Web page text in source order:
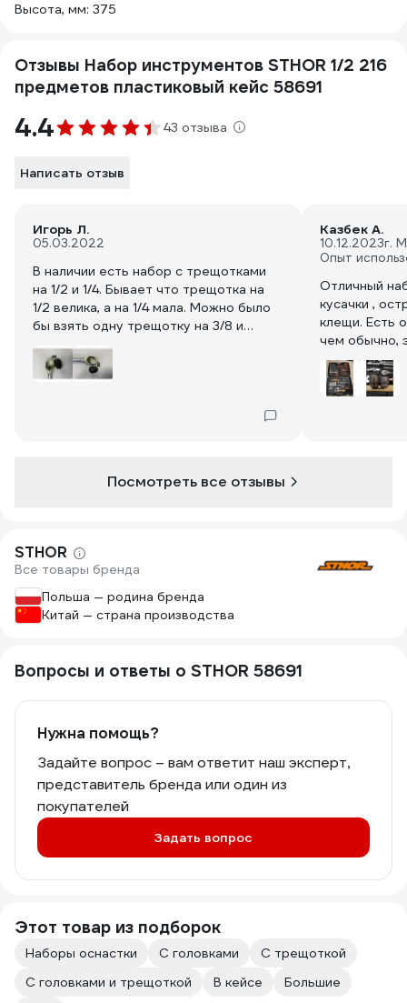
Высота, мм: 375
Отзывы Набор инструментов STHOR 1/2 216
предметов пластиковый кейс 58691
4.4 43 отзыва
Написать отзыв
Игорь Л.
05.03.2022
В наличии есть набор с трещотками
на 1/2 и 1/4. Бывает что трещотка на
1/2 велика, а на 1/4 мала. Можно было
бы взять одну трещотку на 3/8 и
где положил), в кейсе гораздо
удобнее. Качество головок хорошее.
приобрести более качественную
Казбек А.
10.12.2023г.
Опыт
Отличный
кусачки ,
клещи. Есть
чем обычно,
и минус .
Посмотреть все отзывы
STHOR
Все товары бренда
Польша — родина бренда
Китай — страна производства
Вопросы и ответы о STHOR 58691
Нужна помощь?
Задайте вопрос – вам ответит наш эксперт,
представитель бренда или один из
покупателей
Задать вопрос
Этот товар из подборок
Наборы оснастки С головками
С трещоткой
С головками и трещоткой
В кейсе Большие